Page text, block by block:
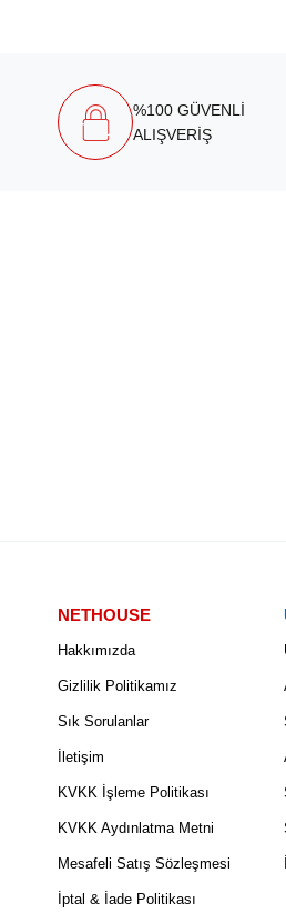
%100 GÜVENLİ
ALIŞVERİŞ
NETHOUSE
Hakkımızda
Gizlilik Politikamız
Sık Sorulanlar
İletişim
KVKK İşleme Politikası
KVKK Aydınlatma Metni
Mesafeli Satış Sözleşmesi
İptal & İade Politikası